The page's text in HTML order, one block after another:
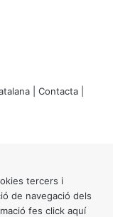
| Contacta
tercers i
de navegació dels
fes click aquí